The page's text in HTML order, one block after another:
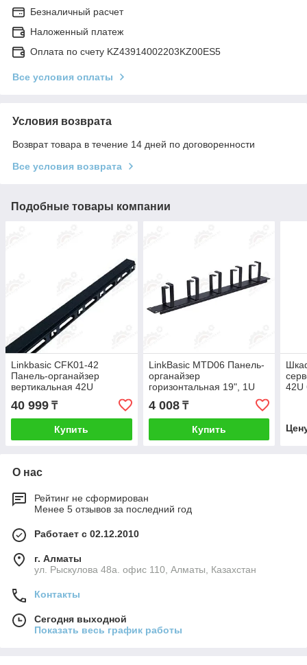
Безналичный расчет
Наложенный платеж
Оплата по счету KZ43914002203KZ00ES5
Все условия оплаты
Условия возврата
Возврат товара в течение 14 дней по договоренности
Все условия возврата
Подобные товары компании
Linkbasic CFK01-42
Панель-органайзер
вертикальная 42U
40 999 ₸
Купить
LinkBasic MTD06 Панель-
органайзер
горизонтальная 19", 1U
(метал)
4 008₸
Купить
42U
О нас
Рейтинг не сформирован
Менее 5 отзывов за последний год
Работает с 02.12.2010
г. Алматы
ул. Рыскулова 48а. офис 110, Алматы, Казахстан
Контакты
Сегодня выходной
Показать весь график работы